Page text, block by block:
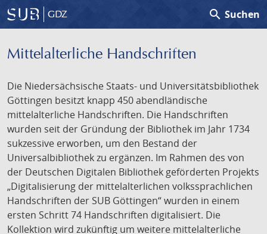
GDZ search Suchen
Mittelalterliche Handschriften
Die Niedersächsische Staats- und Universitätsbibliothek
Göttingen besitzt knapp 450 abendländische
mittelalterliche Handschriften. Die Handschriften
wurden seit der Gründung der Bibliothek im Jahr 1734
sukzessive erworben, um den Bestand der
Universalbibliothek zu ergänzen. Im Rahmen des von
der Deutschen Digitalen Bibliothek geförderten Projekts
„Digitalisierung der mittelalterlichen volkssprachlichen
Handschriften der SUB Göttingen“ wurden in einem
ersten Schritt 74 Handschriften digitalisiert. Die
Kollektion wird zukünftig um weitere mittelalterliche